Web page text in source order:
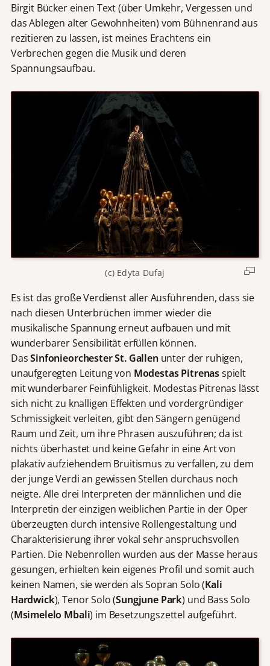
Birgit Bücker einen Text (über Umkehr, Vergessen und
das Ablegen alter Gewohnheiten) vom Bühnenrand aus
rezitieren zu lassen, ist meines Erachtens ein
Verbrechen gegen die Musik und deren
Spannungsaufbau.
(c) Edyta Dufaj
Es ist das große Verdienst aller Ausführenden, dass sie
nach diesen Unterbrüchen immer wieder die
musikalische Spannung erneut aufbauen und mit
wunderbarer Sensibilität erfüllen können.
DasSinfonieorchester St. Gallenunter der ruhigen,
unaufgeregten Leitung von Modestas Pitrenasspielt
mit wunderbarer Feinfühligkeit. Modestas Pitrenas lässt
sich nicht zu knalligen Effekten und vordergründiger
Schmissigkeit verleiten, gibt den Sängern genügend
Raum und Zeit, um ihre Phrasen auszuführen; da ist
nichts überhastet und keine Gefahr in eine Art von
plakativ aufziehendem Bruitismus zu verfallen, zu dem
der junge Verdi an gewissen Stellen durchaus noch
neigte. Alle drei Interpreten der männlichen und die
Interpretin der einzigen weiblichen Partie in der Oper
überzeugten durch intensive Rollengestaltung und
Charakterisierung ihrer vokal sehr anspruchsvollen
Partien. Die Nebenrollen wurden aus der Masse heraus
gesungen, erhielten kein eigenes Profil und somit auch
keinen Namen, sie werden als Sopran Solo (Kali
Hardwick), Tenor Solo (Sungjune Park) und Bass Solo
(Msimelelo Mbali) im Besetzungszettel aufgeführt.